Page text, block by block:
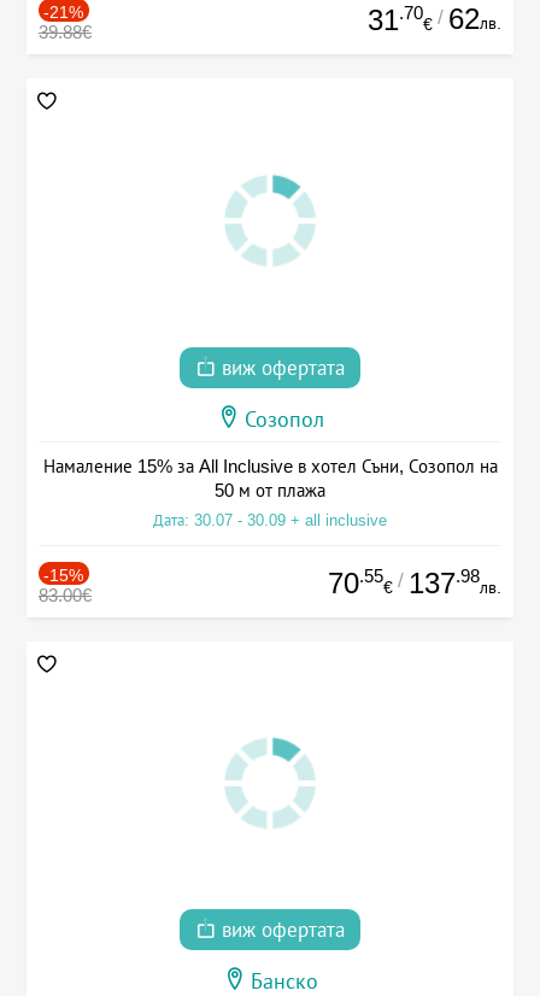
-21%
39.88€ 31.70
€ / 62лв.
виж офертата
Созопол
Намаление 15% за All Inclusive в хотел Съни, Созопол на
50 м от плажа
Дата: 30.07 - 30.09 + all inclusive
-15%
83.00€ 70.55
€ / 137.98
лв.
виж офертата
Банско